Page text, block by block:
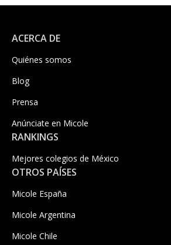
ACERCA DE
Quiénes somos
Blog
Prensa
Anúnciate en Micole
RANKINGS
Mejores colegios de México
OTROS PAÍSES
Micole España
Micole Argentina
Micole Chile